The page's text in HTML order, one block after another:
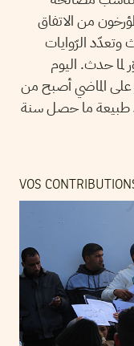
من الاتفاق
الرّوايات
لما حدث. اليوم
الماضي أصبح من
طبيعة ما حصل سنة
VOS